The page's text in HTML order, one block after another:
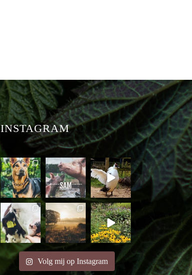
INSTAGRAM
Volg mij op Instagram